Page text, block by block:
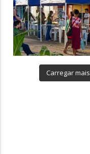
Carregar mais